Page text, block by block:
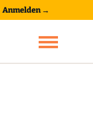
Anmelden →